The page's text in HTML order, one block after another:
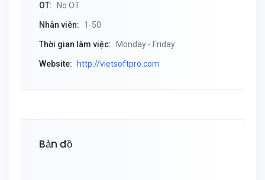
OT: No OT
Nhân viên: 1-50
Thời gian làm việc: Monday - Friday
Website: http://vietsoftpro.com
Bản đồ